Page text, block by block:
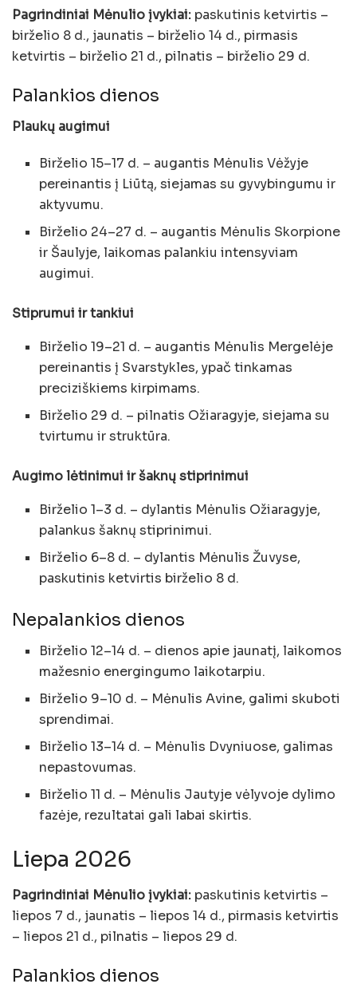
Pagrindiniai Mėnulio įvykiai: paskutinis ketvirtis –
birželio 8 d., jaunatis – birželio 14 d., pirmasis
ketvirtis – birželio 21 d., pilnatis – birželio 29 d.
Palankios dienos
Plaukų augimui
Birželio 15–17 d. – augantis Mėnulis Vėžyje
pereinantis į Liūtą, siejamas su gyvybingumu ir
aktyvumu.
Birželio 24–27 d. – augantis Mėnulis Skorpione
ir Šaulyje, laikomas palankiu intensyviam
augimui.
Stiprumui ir tankiui
Birželio 19–21 d. – augantis Mėnulis Mergelėje
pereinantis į Svarstykles, ypač tinkamas
preciziškiems kirpimams.
Birželio 29 d. – pilnatis Ožiaragyje, siejama su
tvirtumu ir struktūra.
Augimo lėtinimui ir šaknų stiprinimui
Birželio 1–3 d. – dylantis Mėnulis Ožiaragyje,
palankus šaknų stiprinimui.
Birželio 6–8 d. – dylantis Mėnulis Žuvyse,
paskutinis ketvirtis birželio 8 d.
Nepalankios dienos
Birželio 12–14 d. – dienos apie jaunatį, laikomos
mažesnio energingumo laikotarpiu.
Birželio 9–10 d. – Mėnulis Avine, galimi skuboti
sprendimai.
Birželio 13–14 d. – Mėnulis Dvyniuose, galimas
nepastovumas.
Birželio 11 d. – Mėnulis Jautyje vėlyvoje dylimo
fazėje, rezultatai gali labai skirtis.
Liepa 2026
Pagrindiniai Mėnulio įvykiai: paskutinis ketvirtis –
liepos 7 d., jaunatis – liepos 14 d., pirmasis ketvirtis
– liepos 21 d., pilnatis – liepos 29 d.
Palankios dienos